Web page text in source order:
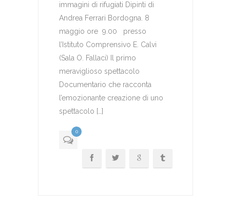
immagini di rifugiati Dipinti di
Andrea Ferrari Bordogna. 8
maggio ore 9.00 presso
l’Istituto Comprensivo E. Calvi
(Sala O. Fallaci) Il primo
meraviglioso spettacolo
Documentario che racconta
l’emozionante creazione di uno
spettacolo […]
0